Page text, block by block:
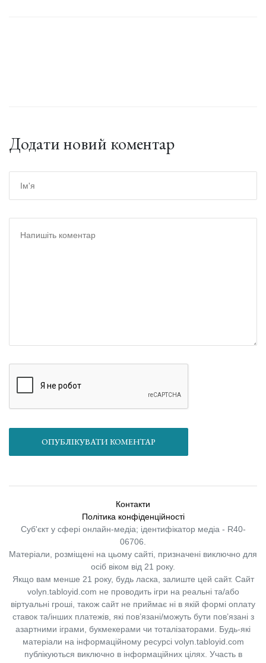
Додати новий коментар
ОПУБЛІКУВАТИ КОМЕНТАР
Контакти
Політика конфіденційності
Суб'єкт у сфері онлайн-медіа; ідентифікатор медіа - R40-
06706.
Матеріали, розміщені на цьому сайті, призначені виключно для
осіб віком від 21 року.
Якщо вам менше 21 року, будь ласка, залиште цей сайт. Сайт
volyn.tabloyid.com не проводить ігри на реальні та/або
віртуальні гроші, також сайт не приймає ні в якій формі оплату
ставок та/інших платежів, які пов’язані/можуть бути пов’язані з
азартними іграми, букмекерами чи тоталізаторами. Будь-які
матеріали на інформаційному ресурсі volyn.tabloyid.com
публікуються виключно в інформаційних цілях. Участь в